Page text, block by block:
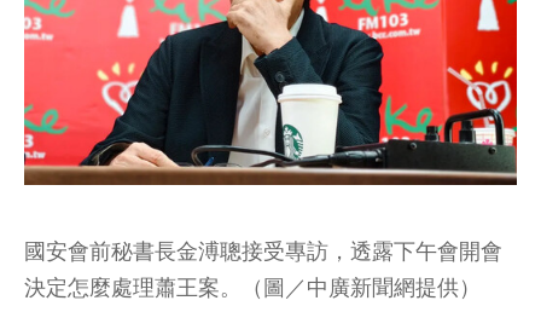
國安會前秘書長金溥聰接受專訪，透露下午會開會
決定怎麼處理蕭王案。（圖／中廣新聞網提供）